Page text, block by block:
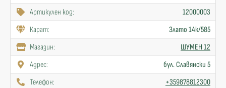
Артикулен код:
12000003
Карат:
Злато 14к/585
Mагазин:
ШУМЕН 12
Адрес:
бул. Славянски 5
Телефон:
+359878812300